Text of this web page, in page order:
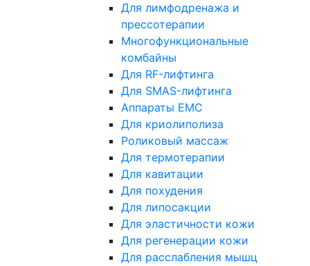
Для лимфодренажа и
прессотерапии
Многофункциональные
комбайны
Для RF-лифтинга
Для SMAS-лифтинга
Аппараты EMC
Для криолиполиза
Роликовый массаж
Для термотерапии
Для кавитации
Для похудения
Для липосакции
Для эластичности кожи
Для регенерации кожи
Для расслабления мышц